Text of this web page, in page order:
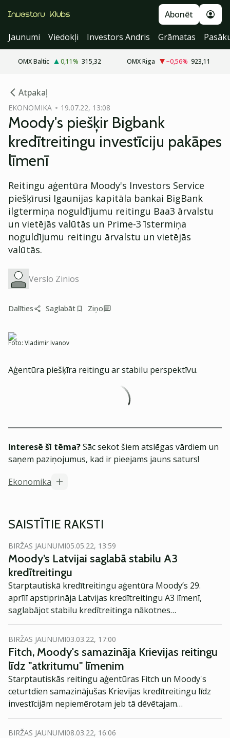
Abonēt
Jaunumi
Viedokļi Investors Andris Grāmatas
OMX Baltic 0,11% 315,32 OMX Riga −0,56% 923,11
Atpakaļ
EKONOMIKA 19.07.22, 13:08
Moody's piešķir Bigbank
kredītreitingu investīciju pakāpes
līmenī
Reitingu aģentūra Moody's Investors Service
piešķīrusi Igaunijas kapitāla bankai BigBank
ilgtermiņa noguldījumu reitingu Baa3 ārvalstu
un vietējās valūtās un Prime-3 īstermiņa
noguldījumu reitingu ārvalstu un vietējās
valūtās.
Verslo Zinios
Dalīties Saglabāt Ziņo
Foto: Vladimir Ivanov
Aģentūra piešķīra reitingu ar stabilu perspektīvu.
Interesē šī tēma?Sāc sekot šiem atslēgas vārdiem un
saņem paziņojumus, kad ir pieejams jauns saturs!
Ekonomika
SAISTĪTIE RAKSTI
BIRŽAS JAUNUMI05.05.22, 13:59
Moody’s Latvijai saglabā stabilu A3
kredītreitingu
Starptautiskā kredītreitingu aģentūra Moody’s 29.
aprīlī apstiprināja Latvijas kredītreitingu A3 līmenī,
saglabājot stabilu kredītreitinga nākotnes
novērtējumu, liecina Valsts kases informācija.
BIRŽAS JAUNUMI03.03.22, 17:00
Fitch, Moody's samazināja Krievijas reitingu
līdz "atkritumu" līmenim
Starptautiskās reitingu aģentūras Fitch un Moody's
ceturtdien samazinājušas Krievijas kredītreitingu līdz
investīcijām nepiemērotam jeb tā dēvētajam
"atkritumu" līmenim, norādot, ka sankcijas liek
apšaubīt valsts spēju apkalpot savus parādus.
BIRŽAS JAUNUMI08.03.22, 16:06